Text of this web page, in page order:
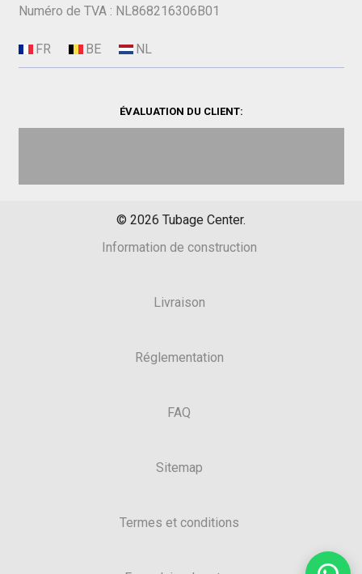
Numéro de TVA : NL868216306B01
ÉVALUATION DU CLIENT:
© 2026 Tubage Center.
Information de construction
Livraison
Réglementation
FAQ
Sitemap
Termes et conditions